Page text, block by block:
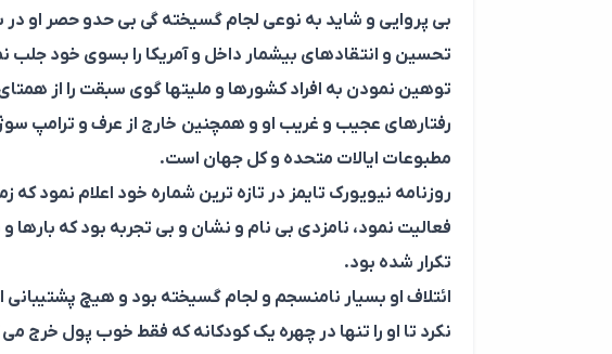
بی پروایی و شاید به نوعی لجام گسیخته گی بی حدو حصر او در
تحسین و انتقادهای بیشمار داخل و آمریکا را بسوی خود جلب
توهین نمودن به افراد کشورها و ملیتها گوی سبقت را از
رفتارهای عجیب و غریب او و همچنین خارج از عرف و ترامپ
مطبوعات ایالات متحده و کل جهان است.
روزنامه نیویورک تایمز در تازه ترین شماره خود اعلام نمود
فعالیت نمود، نامزدی بی نام و نشان و بی تجربه بود که بارها و بارها در اتخابات
تکرار شده بود.
ائتلاف او بسیار نامنسجم و لجام گسیخته بود و هیچ
نکرد تا او را تنها در چهره یک کودکانه که فقط خوب پول خرج